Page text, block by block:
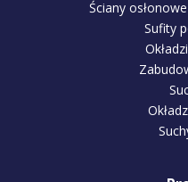
Ściany
Sufity